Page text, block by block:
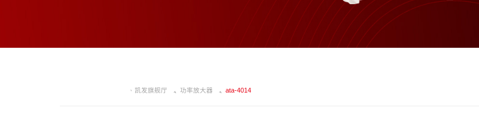
凯发旗舰厅 功率放大器 ata-4014